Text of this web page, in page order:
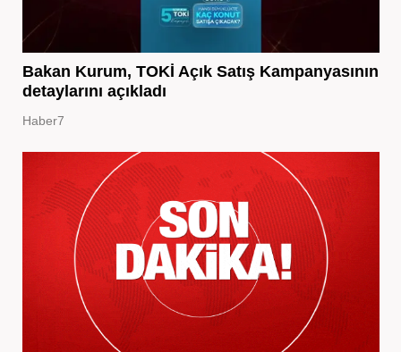
Bakan Kurum, TOKİ Açık Satış Kampanyasının
detaylarını açıkladı
Haber7